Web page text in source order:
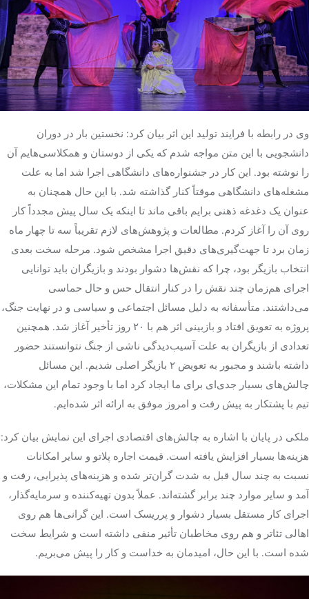
وی در رابطه با فرایند تولید این اثر بیان کرد: نخستین بار در دوران
دانشجویی با این متن مواجه شدم که یکی از دوستان و همکلاسی‌هایم آن
را نوشته بود. این کار در جشنواره‌های دانشگاهی اجرا شد اما به علت
مشغله‌های دانشگاهی موقتاً کنار گذاشته شد. با این حال همچنان به
عنوان یک دغدغه ذهنی برایم باقی ماند تا اینکه یک سال پیش مجدداً کار
روی آن را آغاز کردم. مطالعات و پژوهش‌های لازم تقریباً سه تا چهار ماه
زمان برد تا جهت‌گیری‌های دقیق اجرا مشخص شود. مرحله سخت بعدی
انتخاب بازیگر بود، چرا که نقش‌ها دشوار بودند و بازیگران باید توانایی
اجرای هم‌زمان چند نقش را در کنار انتقال حس و حال حماسی
می‌داشتند. متأسفانه به دلیل مسائل اجتماعی و سیاسی و در نهایت جنگ،
پروژه به تعویق افتاد و بازبینی اثر هم با ۲۰ روز تأخیر آغاز شد. همچنین
تعدادی از بازیگران به علت آسیب‌دیدگی ناشی از جنگ نتوانستند حضور
داشته باشند و مجبور به تعویض ۲ بازیگر اصلی شدیم. این مسائل
چالش‌های بسیار جدی‌ای برای ما ایجاد کرد اما با وجود تمام این مشکلات،
تیم با پشتکار به پیش رفت و امروز موفق به ارائه اثر شده‌ایم.
ملکی در پایان با اشاره به چالش‌های اقتصادی اجرای این نمایش بیان کرد:
هزینه‌ها بسیار افزایش یافته است. قیمت اجاره پلاتو و سایر امکانات
نسبت به چند سال قبل به شدت گران‌تر شده و هزینه‌های پذیرایی، رفت و
آمد و سایر موارد چند برابر گشته‌اند. عملاً بدون تهیه‌کننده و سرمایه‌گذار،
اجرای کار مستقل بسیار دشوار و پرریسک است. این گرانی‌ها هم روی
اهالی تئاتر و هم روی مخاطبان تأثیر منفی داشته است و شرایط سخت
شده است. با این حال، امیدمان به خداست و کار را پیش می‌بریم.